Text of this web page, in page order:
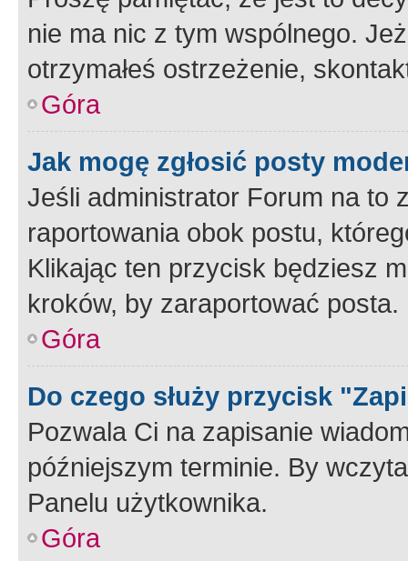
nie ma nic z tym wspólnego.
otrzymałeś ostrzeżenie,
Góra
Jak mogę zgłosić posty
Jeśli administrator Forum na to
raportowania obok postu,
Klikając ten przycisk będziesz
kroków, by zaraportować posta.
Góra
Do czego służy przycisk
Pozwala Ci na zapisanie
późniejszym terminie. By
Panelu użytkownika.
Góra